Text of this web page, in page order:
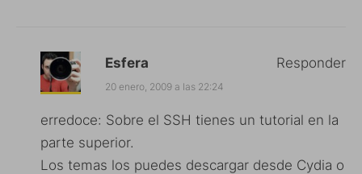
Esfera
20 enero, 2009 a las 22:24
erredoce: Sobre el SSH tienes un tutorial en la
parte superior.
Los temas los puedes descargar desde Cydia o
Responder